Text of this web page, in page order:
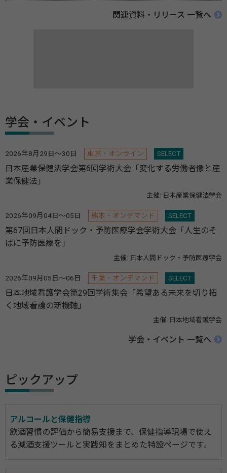
関連資料・リリース 一覧へ
学会・イベント
2026年8月29日～30日 東京・オンライン SELECT
日本産業保健法学会第6回学術大会「変化する労働者像と産
業保健法」
主催: 日本産業保健法学会
2026年09月04日～05日 熊本・オンデマンド SELECT
第67回日本人間ドック・予防医療学会学術大会「人生のそ
ばに予防医療を」
主催: 日本人間ドック・予防医療学会
2026年09月05日～06日 千葉・オンデマンド SELECT
日本地域看護学会第29回学術集会「希望ある未来を切り拓
く地域看護の新機軸」
主催: 日本地域看護学会
学会・イベント 一覧へ
ピックアップ
アルコールと保健指導
飲酒習慣の評価から簡易支援まで、保健指導現場で使え
る減酒支援ツールと実践知をまとめた特設ページです。